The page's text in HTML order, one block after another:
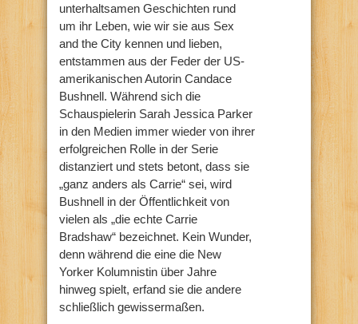
unterhaltsamen Geschichten rund
um ihr Leben, wie wir sie aus Sex
and the City kennen und lieben,
entstammen aus der Feder der US-
amerikanischen Autorin Candace
Bushnell. Während sich die
Schauspielerin Sarah Jessica Parker
in den Medien immer wieder von ihrer
erfolgreichen Rolle in der Serie
distanziert und stets betont, dass sie
„ganz anders als Carrie“ sei, wird
Bushnell in der Öffentlichkeit von
vielen als „die echte Carrie
Bradshaw“ bezeichnet. Kein Wunder,
denn während die eine die New
Yorker Kolumnistin über Jahre
hinweg spielt, erfand sie die andere
schließlich gewissermaßen.